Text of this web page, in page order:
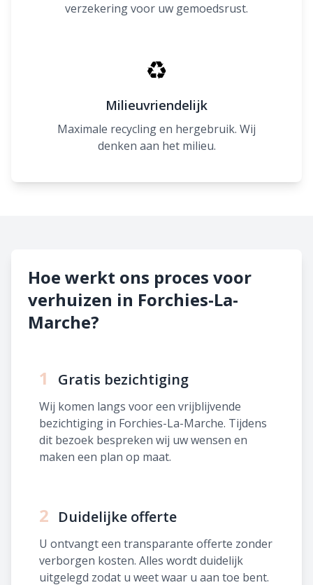
verzekering voor uw gemoedsrust.
♻
Milieuvriendelijk
Maximale recycling en hergebruik. Wij
denken aan het milieu.
Hoe werkt ons proces voor
verhuizen in Forchies-La-
Marche?
1 Gratis bezichtiging
Wij komen langs voor een vrijblijvende
bezichtiging in Forchies-La-Marche. Tijdens
dit bezoek bespreken wij uw wensen en
maken een plan op maat.
2 Duidelijke offerte
U ontvangt een transparante offerte zonder
verborgen kosten. Alles wordt duidelijk
uitgelegd zodat u weet waar u aan toe bent.